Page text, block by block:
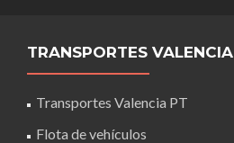
TRANSPORTES VALENCIA
Transportes Valencia PT
Flota de vehículos